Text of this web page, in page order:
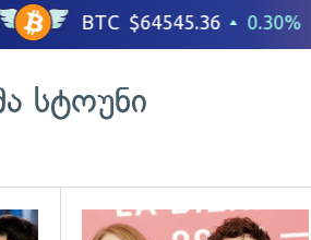
სტოუნი
გადახედვა